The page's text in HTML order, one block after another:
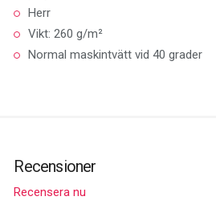
Herr
Vikt: 260 g/m²
Normal maskintvätt vid 40 grader
Recensioner
Recensera nu